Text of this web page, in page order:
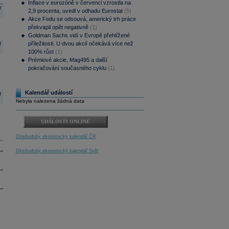
Inflace v eurozóně v červenci vzrostla na
2,9 procenta, uvedl v odhadu Eurostat (5)
Akce Fedu se odsouvá, americký trh práce
překvapil opět negativně (1)
Goldman Sachs vidí v Evropě přehlížené
příležitosti. U dvou akcií očekává více než
100% růst (1)
Prémiové akcie, Mag495 a další
pokračování současného cyklu (1)
Kalendář událostí
Nebyla nalezena žádná data
UDÁLOSTI ONLINE
Dlouhodobý ekonomický kalendář ČR
Dlouhodobý ekonomický kalendář Svět